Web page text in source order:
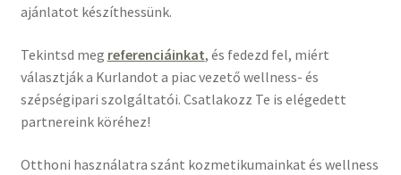
ajánlatot készíthessünk.
Tekintsd meg referenciáinkat, és fedezd fel, miért
választják a Kurlandot a piac vezető wellness- és
szépségipari szolgáltatói. Csatlakozz Te is elégedett
partnereink köréhez!
Otthoni használatra szánt kozmetikumainkat és wellness